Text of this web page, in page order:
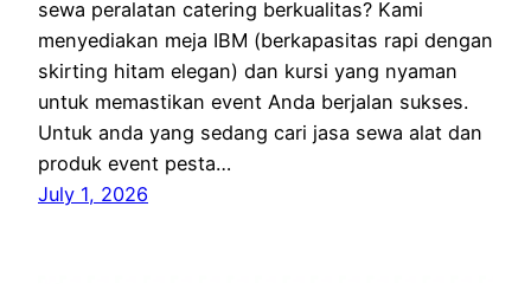
sewa peralatan catering berkualitas? Kami
menyediakan meja IBM (berkapasitas rapi dengan
skirting hitam elegan) dan kursi yang nyaman
untuk memastikan event Anda berjalan sukses.
Untuk anda yang sedang cari jasa sewa alat dan
produk event pesta…
July 1, 2026